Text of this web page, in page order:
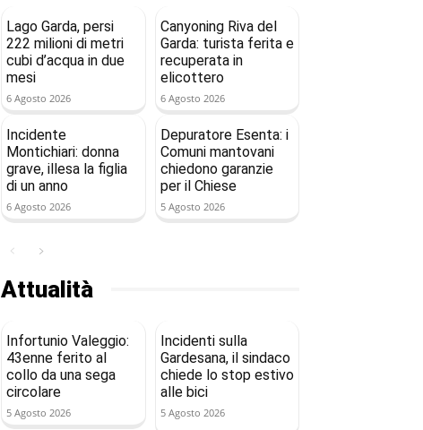
Lago Garda, persi
222 milioni di metri
cubi d’acqua in due
mesi
6 Agosto 2026
Canyoning Riva del
Garda: turista ferita e
recuperata in
elicottero
6 Agosto 2026
Incidente
Montichiari: donna
grave, illesa la figlia
di un anno
6 Agosto 2026
Depuratore Esenta: i
Comuni mantovani
chiedono garanzie
per il Chiese
5 Agosto 2026
Attualità
Infortunio Valeggio:
43enne ferito al
collo da una sega
circolare
5 Agosto 2026
Incidenti sulla
Gardesana, il sindaco
chiede lo stop estivo
alle bici
5 Agosto 2026